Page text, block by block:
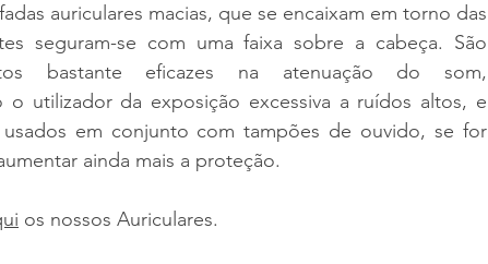
auriculares macias, que se encaixam em torno das
seguram-se com uma faixa sobre a cabeça. São
bastante eficazes na atenuação do som,
o utilizador da exposição excessiva a ruídos altos, e
em conjunto com tampões de ouvido, se for
ainda mais a proteção.
os nossos Auriculares.